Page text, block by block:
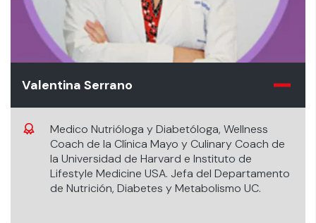
Valentina Serrano
Medico Nutrióloga y Diabetóloga, Wellness
Coach de la Clínica Mayo y Culinary Coach de
la Universidad de Harvard e Instituto de
Lifestyle Medicine USA. Jefa del Departamento
de Nutrición, Diabetes y Metabolismo UC.